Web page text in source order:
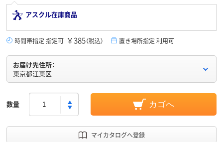
アスクル在庫商品
時間帯指定 指定可 ￥385（税込） 置き場所指定 利用可
お届け先住所：
東京都江東区
数量 カゴへ
マイカタログへ登録